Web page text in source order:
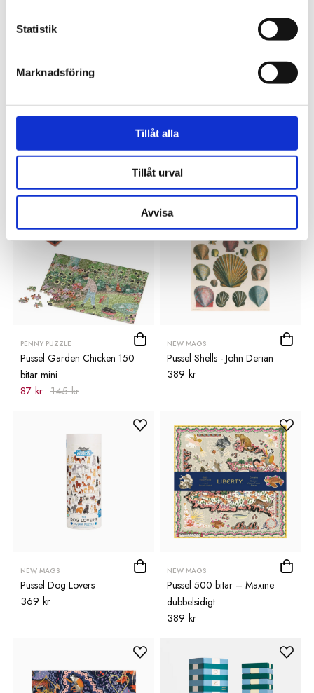
Statistik
Marknadsföring
Tillåt alla
Tillåt urval
Avvisa
NEW MAGS
Pussel In the Library John Derian
1000 bitar
PENNY PUZZLE
Pussel Chromatic tales 1000
bitar
-40%
PENNY PUZZLE
Pussel Garden Chicken 150
bitar mini
87 kr 145 kr
NEW MAGS
Pussel Shells - John Derian
389 kr
NEW MAGS
Pussel Dog Lovers
369 kr
NEW MAGS
Pussel 500 bitar – Maxine
dubbelsidigt
389 kr